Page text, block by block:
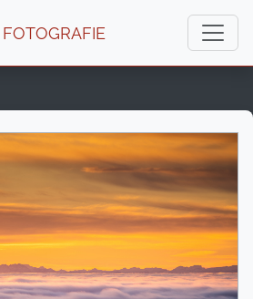
FOTOGRAFIE